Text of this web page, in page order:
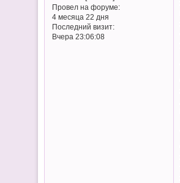
Провел на форуме:
4 месяца 22 дня
Последний визит:
Вчера 23:06:08